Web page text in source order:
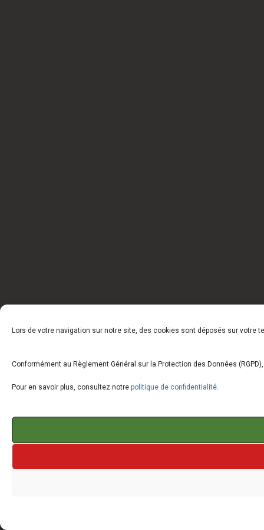
Lors de votre navigation sur notre site, des cookies sont déposés sur votre
Conformément au Règlement Général sur la Protection des Données
Pour en savoir plus, consultez notre politique de confidentialité.